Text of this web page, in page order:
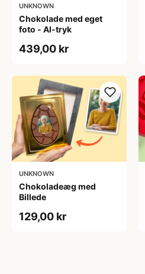
UNKNOWN
Chokolade med eget
foto - AI-tryk
439,00 kr
UNKNOWN
Chokoladeæg med
Billede
129,00 kr